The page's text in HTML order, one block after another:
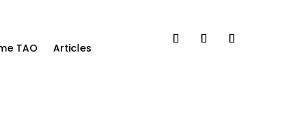
TAO Articles